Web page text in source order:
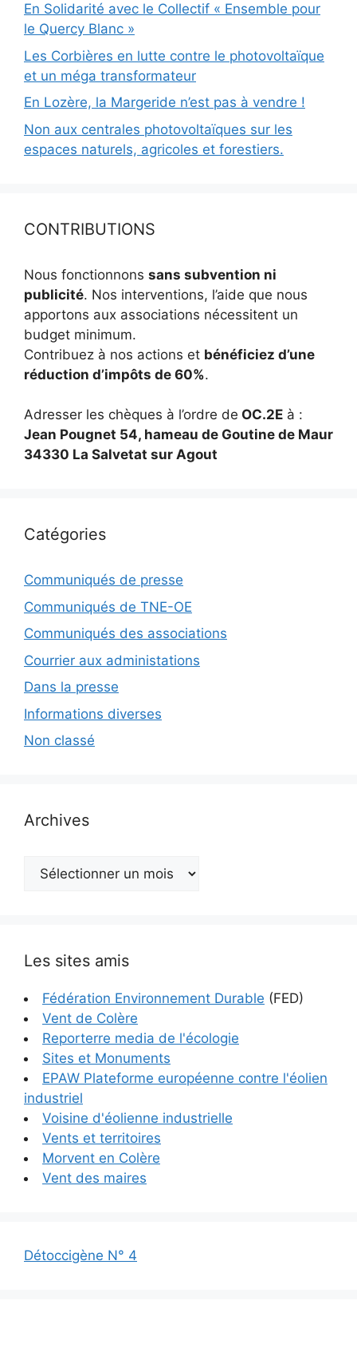
En Solidarité avec le Collectif « Ensemble pour
le Quercy Blanc »
Les Corbières en lutte contre le photovoltaïque
et un méga transformateur
En Lozère, la Margeride n’est pas à vendre !
Non aux centrales photovoltaïques sur les
espaces naturels, agricoles et forestiers.
CONTRIBUTIONS
Nous fonctionnons sans subvention ni
publicité. Nos interventions, l’aide que nous
apportons aux associations nécessitent un
budget minimum.
Contribuez à nos actions et bénéficiez d’une
réduction d’impôts de 60%.
Adresser les chèques à l’ordre de OC.2E à :
Jean Pougnet 54, hameau de Goutine de Maur
34330 La Salvetat sur Agout
Catégories
Communiqués de presse
Communiqués de TNE-OE
Communiqués des associations
Courrier aux administations
Dans la presse
Informations diverses
Non classé
Archives
Archives
Les sites amis
Fédération Environnement Durable (FED)
Vent de Colère
Reporterre media de l'écologie
Sites et Monuments
EPAW Plateforme européenne contre l'éolien
industriel
Voisine d'éolienne industrielle
Vents et territoires
Morvent en Colère
Vent des maires
Détoccigène N° 4